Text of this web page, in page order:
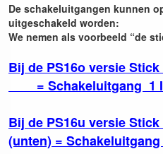
De schakeluitgangen kunnen
uitgeschakeld worden:
We nemen als voorbeeld “de
Bij de PS16o versie
= Schakeluitgang 1
Bij de PS16u versie
(unten) =